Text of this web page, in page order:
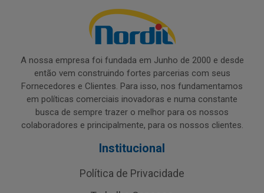
A nossa empresa foi fundada em Junho de 2000 e desde
então vem construindo fortes parcerias com seus
Fornecedores e Clientes. Para isso, nos fundamentamos
em políticas comerciais inovadoras e numa constante
busca de sempre trazer o melhor para os nossos
colaboradores e principalmente, para os nossos clientes.
Institucional
Política de Privacidade